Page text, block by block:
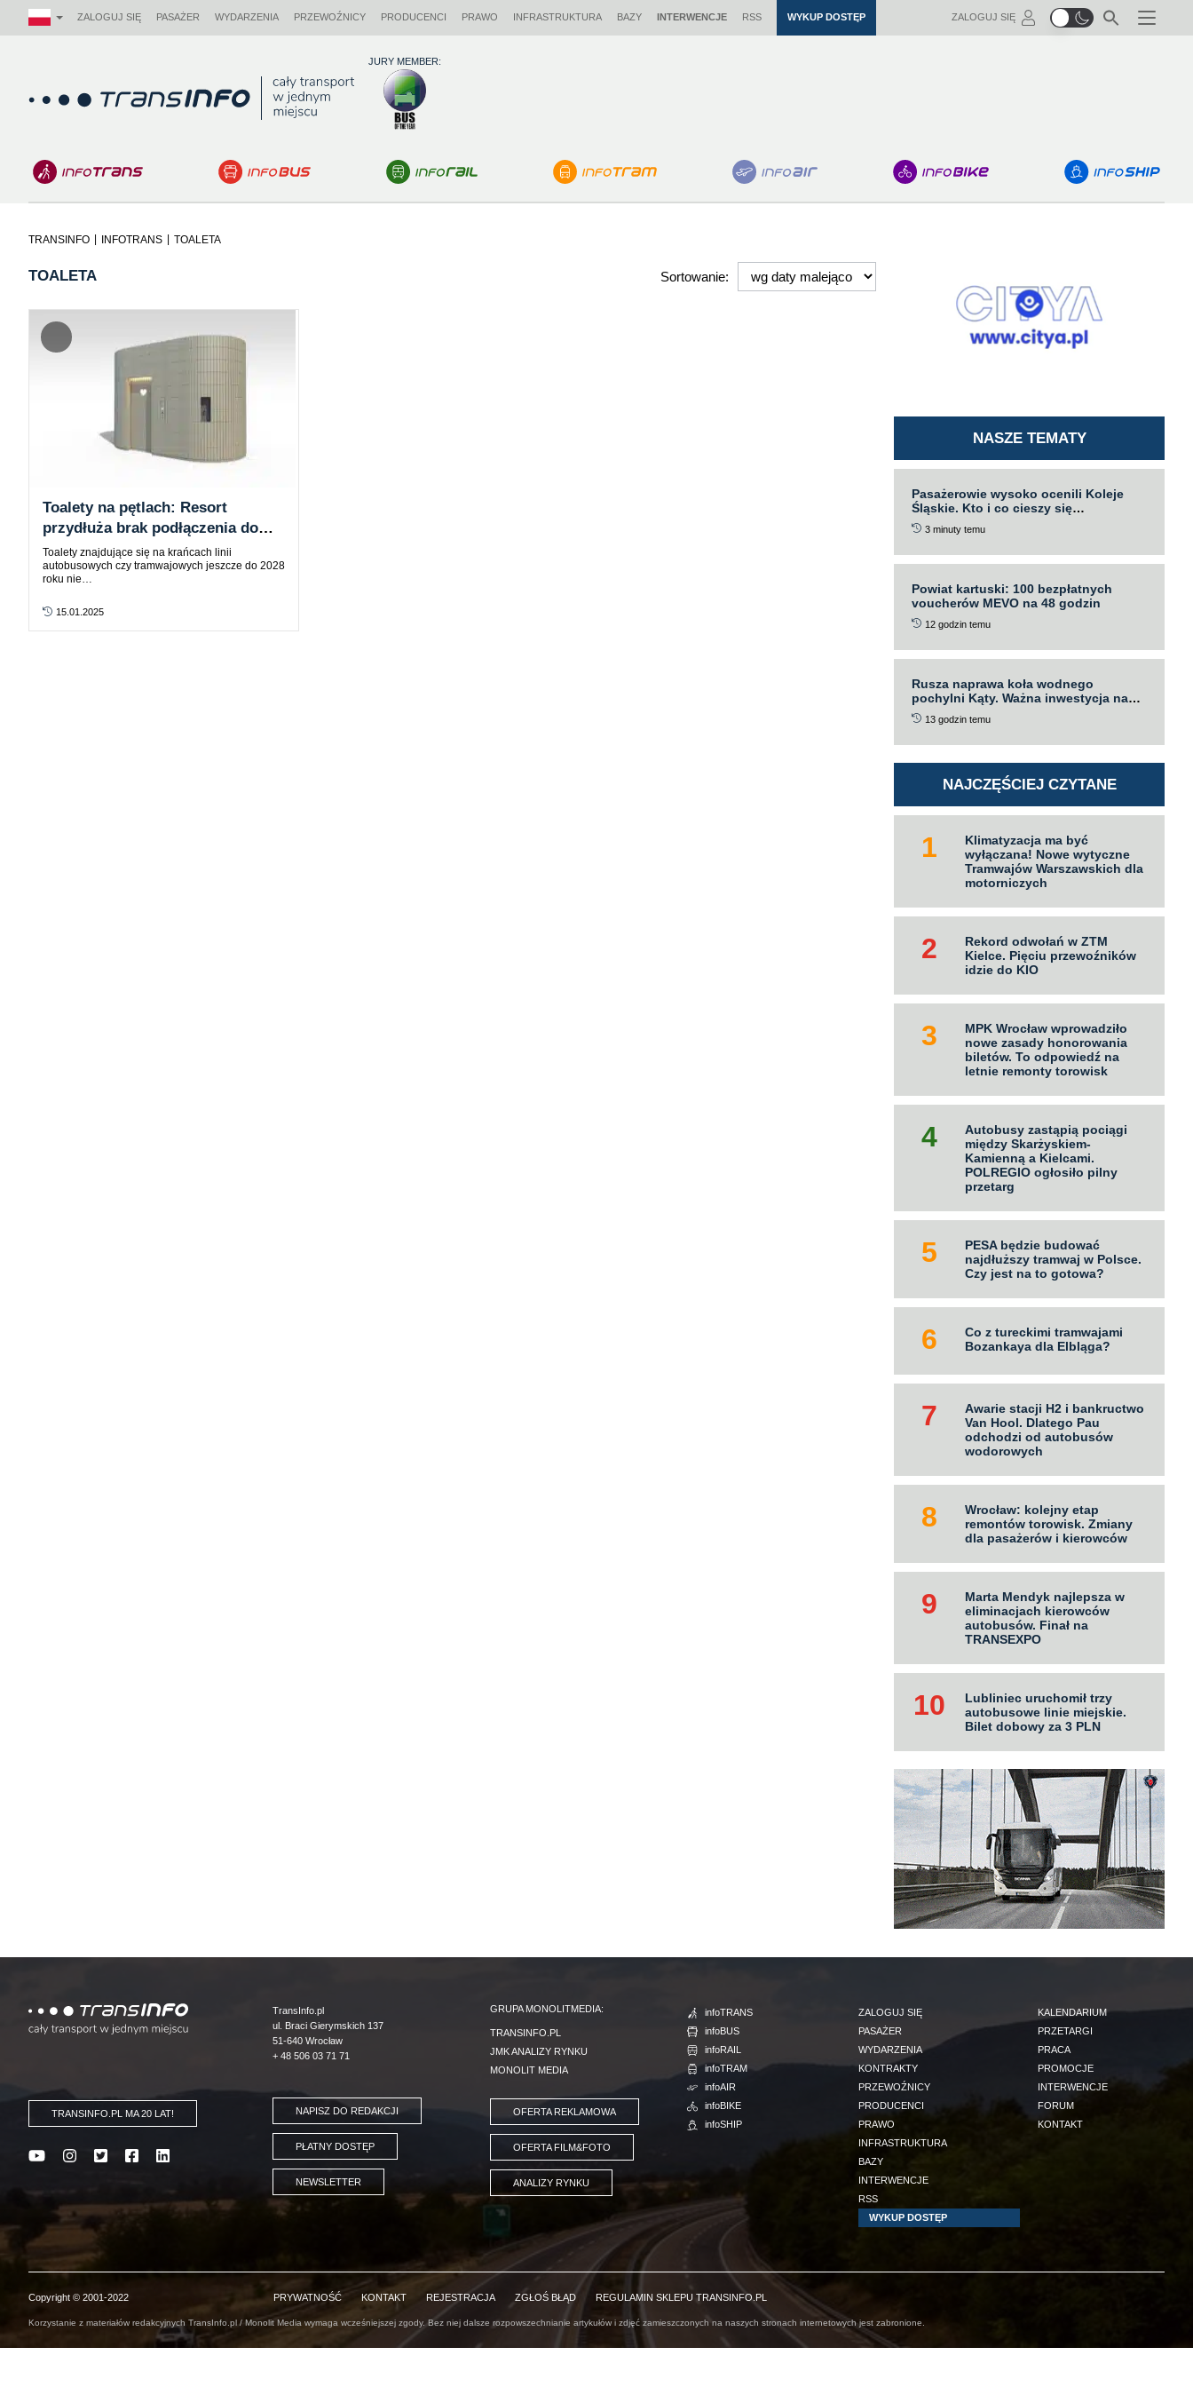
ZALOGUJ SIĘ PASAŻER WYDARZENIA PRZEWOŹNICY PRODUCENCI PRAWO INFRASTRUKTURA BAZY INTERWENCJE RSS WYKUP DOSTĘP ZALOGUJ SIĘ Menu
Logo
JURY MEMBER:
TRANSINFO INFOTRANS TOALETA
TOALETA Sortowanie:
Toalety na pętlach: Resort
przydłuża brak podłączenia do
kanalizacji do 2028 roku
Toalety znajdujące się na krańcach linii
autobusowych czy tramwajowych jeszcze do 2028
roku nie…
15.01.2025
NASZE TEMATY
Pasażerowie wysoko ocenili Koleje
Śląskie. Kto i co cieszy się
największym uznaniem?
3 minuty temu
Powiat kartuski: 100 bezpłatnych
voucherów MEVO na 48 godzin
12 godzin temu
Rusza naprawa koła wodnego
pochylni Kąty. Ważna inwestycja na
Kanale Elbląskim
13 godzin temu
NAJCZĘŚCIEJ CZYTANE
Klimatyzacja ma być
wyłączana! Nowe wytyczne
Tramwajów Warszawskich dla
motorniczych
Rekord odwołań w ZTM
Kielce. Pięciu przewoźników
idzie do KIO
MPK Wrocław wprowadziło
nowe zasady honorowania
biletów. To odpowiedź na
letnie remonty torowisk
Autobusy zastąpią pociągi
między Skarżyskiem-
Kamienną a Kielcami.
POLREGIO ogłosiło pilny
przetarg
PESA będzie budować
najdłuższy tramwaj w Polsce.
Czy jest na to gotowa?
Co z tureckimi tramwajami
Bozankaya dla Elbląga?
Awarie stacji H2 i bankructwo
Van Hool. Dlatego Pau
odchodzi od autobusów
wodorowych
Wrocław: kolejny etap
remontów torowisk. Zmiany
dla pasażerów i kierowców
Marta Mendyk najlepsza w
eliminacjach kierowców
autobusów. Finał na
TRANSEXPO
Lubliniec uruchomił trzy
autobusowe linie miejskie.
Bilet dobowy za 3 PLN
Logo
TRANSINFO.PL MA 20 LAT!
TransInfo.pl
ul. Braci Gierymskich 137
51-640 Wrocław
+ 48 506 03 71 71
NAPISZ DO REDAKCJI
PŁATNY DOSTĘP
NEWSLETTER
GRUPA MONOLITMEDIA:
TRANSINFO.PL
JMK ANALIZY RYNKU
MONOLIT MEDIA
OFERTA REKLAMOWA
OFERTA FILM&FOTO
ANALIZY RYNKU
infoTRANS
infoBUS
infoRAIL
infoTRAM
infoAIR
infoBIKE
infoSHIP
ZALOGUJ SIĘ
PASAŻER
WYDARZENIA
KONTRAKTY
PRZEWOŹNICY
PRODUCENCI
PRAWO
INFRASTRUKTURA
BAZY
INTERWENCJE
RSS
WYKUP DOSTĘP
KALENDARIUM
PRZETARGI
PRACA
PROMOCJE
INTERWENCJE
FORUM
KONTAKT
Copyright © 2001-2022 PRYWATNOŚĆ KONTAKT REJESTRACJA ZGŁOŚ BŁĄD REGULAMIN SKLEPU TRANSINFO.PL
Korzystanie z materiałów redakcyjnych TransInfo.pl / Monolit Media wymaga wcześniejszej zgody. Bez niej dalsze rozpowszechnianie artykułów i zdjęć zamieszczonych na naszych stronach internetowych jest zabronione.